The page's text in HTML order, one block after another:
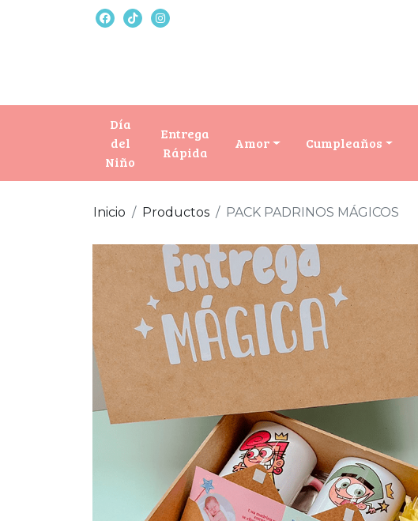
Día
del
Niño
Entrega
Rápida
Amor Cumpleaños
Inicio Productos PACK PADRINOS MÁGICOS